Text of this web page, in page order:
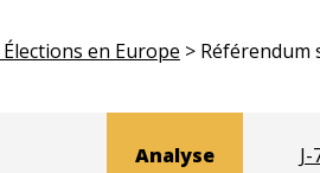
en Europe > Référendum
Analyse J-